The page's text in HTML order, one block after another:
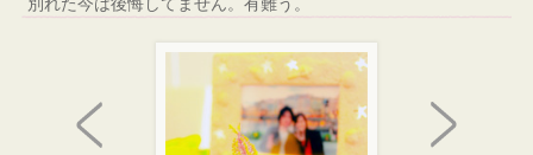
別れた今は後悔してません。有難う。